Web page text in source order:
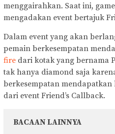
menggairahkan. Saat ini,
mengadakan event bertajuk
Dalam event yang akan
pemain berkesempatan
fire dari kotak yang bernama
tak hanya diamond saja
berkesempatan
dari event Friend’s Callback.
BACAAN LAINNYA